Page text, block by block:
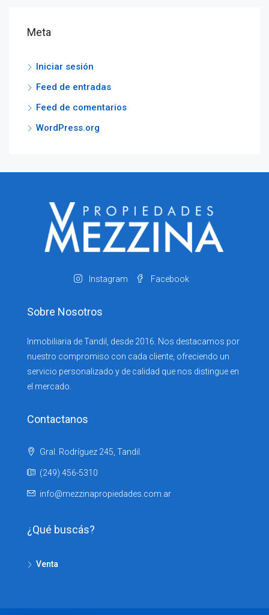
Meta
Iniciar sesión
Feed de entradas
Feed de comentarios
WordPress.org
Instagram Facebook
Sobre Nosotros
Inmobiliaria de Tandil, desde 2016. Nos destacamos por
nuestro compromiso con cada cliente, ofreciendo un
servicio personalizado y de calidad que nos distingue en
el mercado.
Contactanos
Gral. Rodríguez 245, Tandil.
(249) 456-5310
info@mezzinapropiedades.com.ar
¿Qué buscás?
Venta